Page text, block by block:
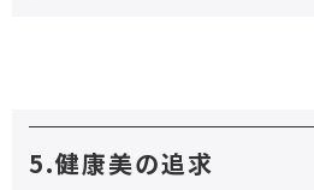
5.健康美の追求